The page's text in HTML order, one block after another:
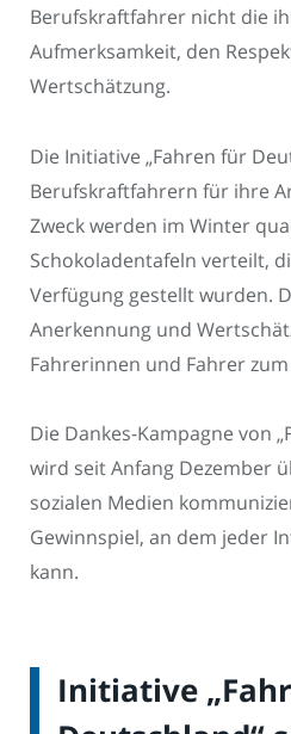
Berufskraftfahrer nicht die
Aufmerksamkeit, den
Wertschätzung.
Die Initiative „Fahren für
Berufskraftfahrern für ihre
Zweck werden im Winter
Schokoladentafeln verteilt,
Verfügung gestellt wurden.
Anerkennung und
Fahrerinnen und Fahrer
Die Dankes-Kampagne von
wird seit Anfang Dezember
sozialen Medien
Gewinnspiel, an dem jeder
kann.
Initiative